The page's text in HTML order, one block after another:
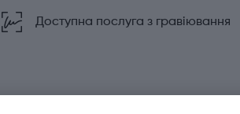
Доступна послуга з гравіювання